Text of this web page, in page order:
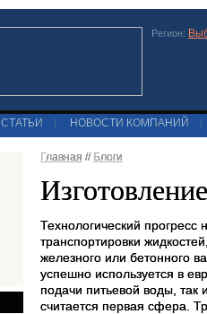
Регион:
СТАТЬИ НОВОСТИ КОМПАНИЙ
Главная // Блоги
Технологический
транспортировки
железного или бетонного
успешно используется в
подачи питьевой воды,
считается первая сфера.